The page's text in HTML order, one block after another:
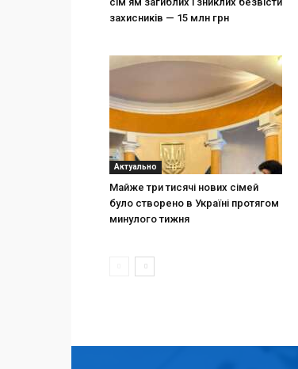
захисників — 15 млн грн
Актуально
Майже три тисячі нових сімей
було створено в Україні протягом
минулого тижня